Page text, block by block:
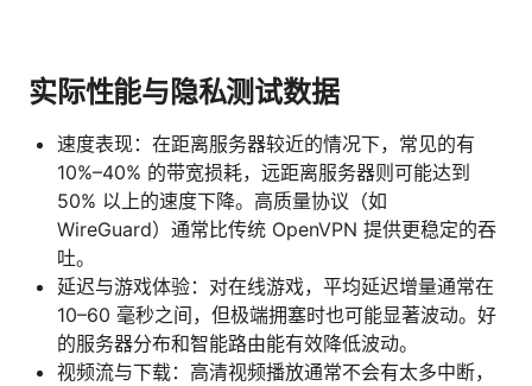
实际性能与隐私测试数据
速度表现：在距离服务器较近的情况下，常见的有
10%–40% 的带宽损耗，远距离服务器则可能达到
50% 以上的速度下降。高质量协议（如
WireGuard）通常比传统 OpenVPN 提供更稳定的吞
吐。
延迟与游戏体验：对在线游戏，平均延迟增量通常在
10–60 毫秒之间，但极端拥塞时也可能显著波动。好
的服务器分布和智能路由能有效降低波动。
视频流与下载：高清视频播放通常不会有太多中断，